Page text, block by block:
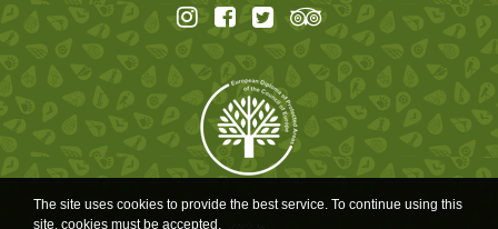
The site uses cookies to provide the best service. To continue using this
site, cookies must be accepted.